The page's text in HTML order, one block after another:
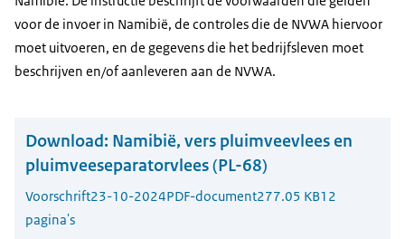
voor de invoer in Namibië, de controles die de NVWA hiervoor
moet uitvoeren, en de gegevens die het bedrijfsleven moet
beschrijven en/of aanleveren aan de NVWA.
Download: Namibië, vers pluimveevlees en
pluimveeseparatorvlees (PL-68)
Voorschrift23-10-2024PDF-document277.05 KB12
pagina's